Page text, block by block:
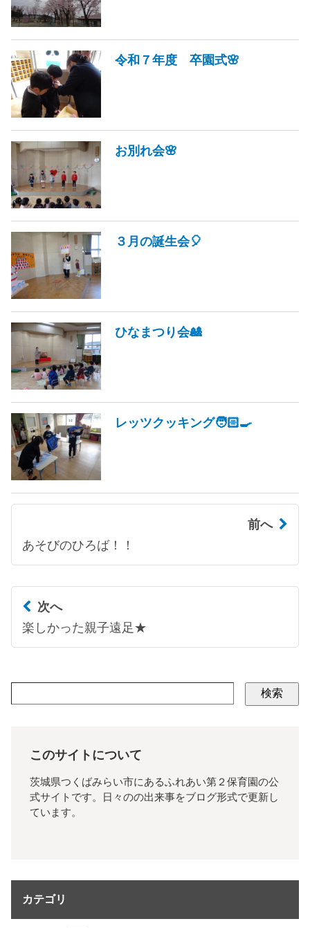
令和７年度 卒園式🌸
お別れ会🌸
３月の誕生会🎈
ひなまつり会🎎
レッツクッキング🧑🏻‍🍳
前へ
あそびのひろば！！
次へ
楽しかった親子遠足★
検索
このサイトについて
茨城県つくばみらい市にあるふれあい第２保育園の公
式サイトです。日々のの出来事をブログ形式で更新し
ています。
カテゴリ